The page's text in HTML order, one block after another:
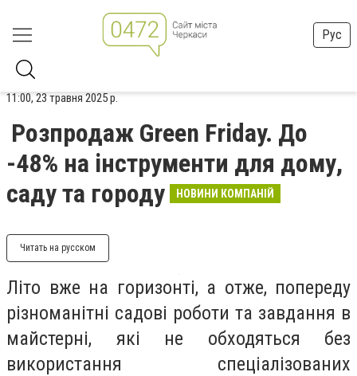
Рус
11:00, 23 травня 2025 р.
Розпродаж Green Friday. До
-48% на інструменти для дому,
саду та городу
НОВИНИ КОМПАНІЙ
Читать на русском
Літо вже на горизонті, а отже, попереду
різноманітні садові роботи та завдання в
майстерні, які не обходяться без
використання спеціалізованих